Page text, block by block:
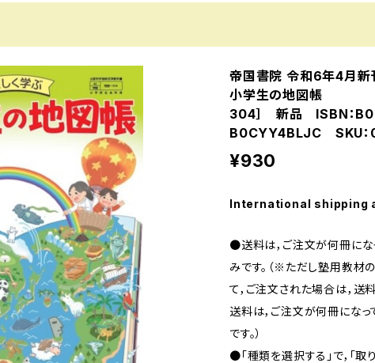
帝国書院 令和6年4月
小学生の地図帳 ３･
304］ 新品 ISBN：
B0CYY4BLJC SKU
¥930
International shipping
●送料は，ご注文が何冊にな
みです。（※ただし塾用教材
て，ご注文された場合は，送
送料は，ご注文が何冊になっ
です。）
●「種類を選択する」で，